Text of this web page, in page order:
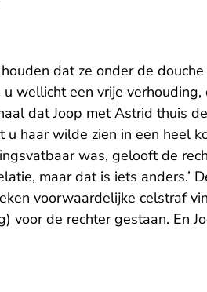
dat ze onder de
wellicht een vrije
dat Joop met Astrid thuis
haar wilde zien in een heel
was, gelooft de
maar dat is iets anders.’
voorwaardelijke celstraf
voor de rechter gestaan. En